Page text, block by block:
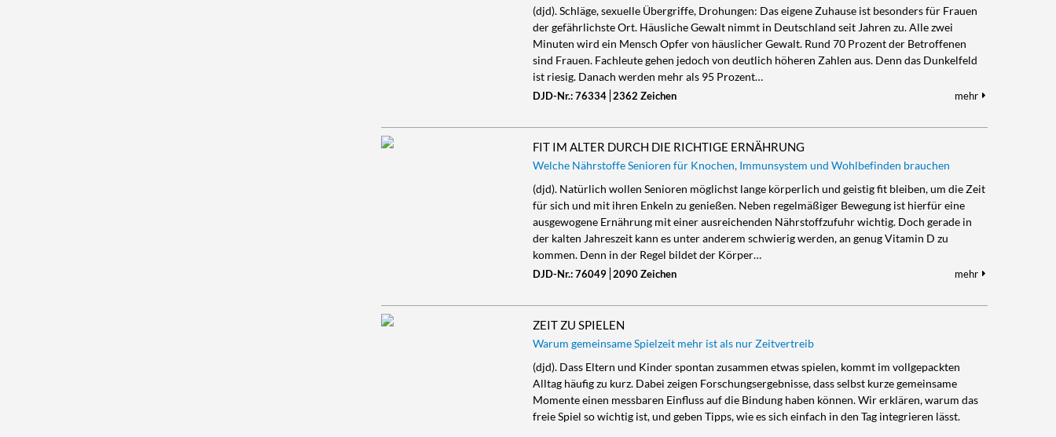
(djd). Schläge, sexuelle Übergriffe, Drohungen: Das eigene Zuhause ist besonders für Frauen
der gefährlichste Ort. Häusliche Gewalt nimmt in Deutschland seit Jahren zu. Alle zwei
Minuten wird ein Mensch Opfer von häuslicher Gewalt. Rund 70 Prozent der Betroffenen
sind Frauen. Fachleute gehen jedoch von deutlich höheren Zahlen aus. Denn das Dunkelfeld
ist riesig. Danach werden mehr als 95 Prozent…
DJD-Nr.: 76334 2362 Zeichen mehr
FIT IM ALTER DURCH DIE RICHTIGE ERNÄHRUNG
Welche Nährstoffe Senioren für Knochen, Immunsystem und Wohlbefinden brauchen
(djd). Natürlich wollen Senioren möglichst lange körperlich und geistig fit bleiben, um die Zeit
für sich und mit ihren Enkeln zu genießen. Neben regelmäßiger Bewegung ist hierfür eine
ausgewogene Ernährung mit einer ausreichenden Nährstoffzufuhr wichtig. Doch gerade in
der kalten Jahreszeit kann es unter anderem schwierig werden, an genug Vitamin D zu
kommen. Denn in der Regel bildet der Körper…
DJD-Nr.: 76049 2090 Zeichen mehr
ZEIT ZU SPIELEN
Warum gemeinsame Spielzeit mehr ist als nur Zeitvertreib
(djd). Dass Eltern und Kinder spontan zusammen etwas spielen, kommt im vollgepackten
Alltag häufig zu kurz. Dabei zeigen Forschungsergebnisse, dass selbst kurze gemeinsame
Momente einen messbaren Einfluss auf die Bindung haben können. Wir erklären, warum das
freie Spiel so wichtig ist, und geben Tipps, wie es sich einfach in den Tag integrieren lässt.